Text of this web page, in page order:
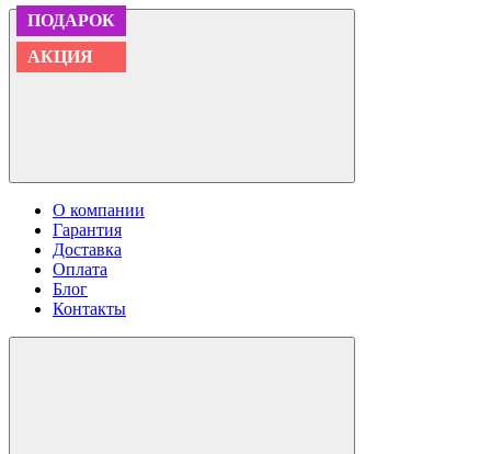
О компании
Гарантия
Доставка
Оплата
Блог
Контакты
ПОДАРОК
АКЦИЯ
ПОДАРОК
АКЦИЯ
ХИТ
ХИТ
ПОДАРОК
АКЦИЯ
ПОДАРОК
АКЦИЯ